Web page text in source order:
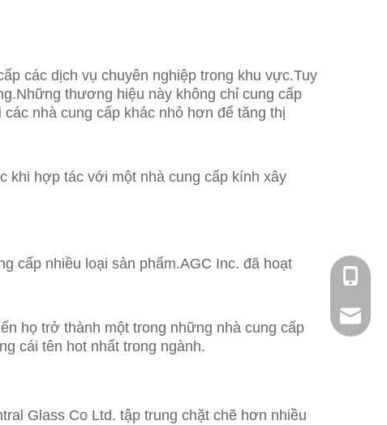
các dịch vụ chuyên nghiệp trong khu vực.Tuy
thương hiệu này không chỉ cung cấp
nhà cung cấp khác nhỏ hơn để tăng thị
khi hợp tác với một nhà cung cấp kính xây
cấp nhiều loại sản phẩm.AGC Inc. đã hoạt
họ trở thành một trong những nhà cung cấp
cái tên hot nhất trong ngành.
Glass Co Ltd. tập trung chặt chẽ hơn nhiều
0086-